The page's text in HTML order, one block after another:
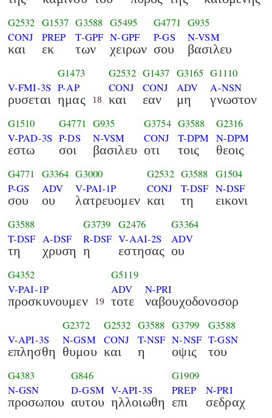
G2532
CONJ
και
G1537
PREP
εκ
G3588
T-GPF
των
G5495
N-GPF
χειρων
G4771
P-GS
σου
G935
N-VSM
βασιλευ
V-FMI-3S
ρυσεται
G1473
P-AP
ημας 18
G2532
CONJ
και
G1437
CONJ
εαν
G3165
ADV
μη
G1110
A-NSN
γνωστον
G1510
V-PAD-3S
εστω
G4771
P-DS
σοι
G935
N-VSM
βασιλευ
G3754
CONJ
οτι
G3588
T-DPM
τοις
G2316
N-DPM
θεοις
G4771
P-GS
σου
G3364
ADV
ου
G3000
V-PAI-1P
λατρευομεν
G2532
CONJ
και
G3588
T-DSF
τη
G1504
N-DSF
εικονι
G3588
T-DSF
τη
A-DSF
χρυση
G3739
R-DSF
η
G2476
V-AAI-2S
εστησας
G3364
ADV
ου
G4352
V-PAI-1P
προσκυνουμεν 19
G5119
ADV
τοτε
N-PRI
ναβουχοδονοσορ
V-API-3S
επλησθη
G2372
N-GSM
θυμου
G2532
CONJ
και
G3588
T-NSF
η
G3799
N-NSF
οψις
G3588
T-GSN
του
G4383
N-GSN
προσωπου
G846
D-GSM
αυτου
V-API-3S
ηλλοιωθη
G1909
PREP
επι
N-PRI
σεδραχ